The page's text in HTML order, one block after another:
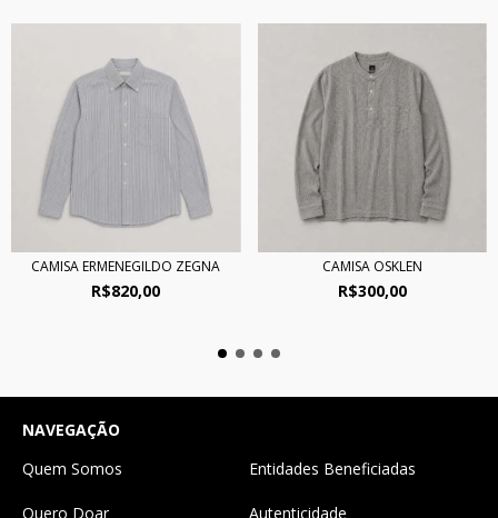
CAMISA ERMENEGILDO ZEGNA
R$820,00
CAMISA OSKLEN
R$300,00
NAVEGAÇÃO
Quem Somos
Entidades Beneficiadas
Quero Doar Autenticidade